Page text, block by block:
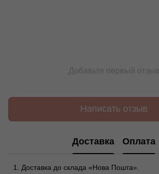
Добавьте первый отзыв
Написать отзыв
Доставка Оплата
Доставка до склада «Нова Пошта».